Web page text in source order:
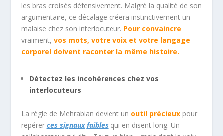
les bras croisés défensivement. Malgré la qualité de son
argumentaire, ce décalage créera instinctivement un
malaise chez son interlocuteur. Pour convaincre
vraiment, vos mots, votre voix et votre langage
corporel doivent raconter la même histoire.
Détectez les incohérences chez vos
interlocuteurs
La règle de Mehrabian devient un outil précieux pour
repérer ces signaux faibles qui en disent long. Un